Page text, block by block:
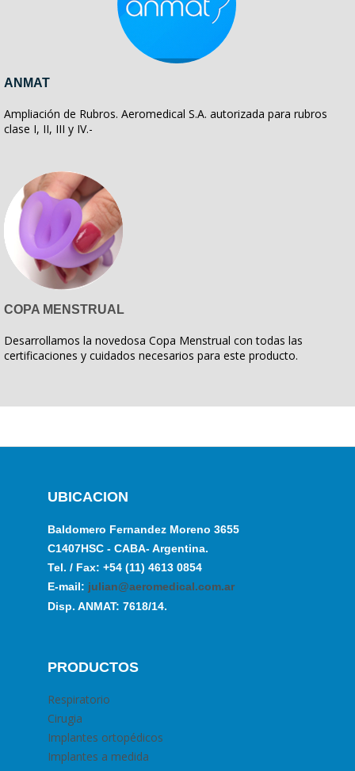
ANMAT
Ampliación de Rubros. Aeromedical S.A. autorizada para rubros
clase I, II, III y IV.-
COPA MENSTRUAL
Desarrollamos la novedosa Copa Menstrual con todas las
certificaciones y cuidados necesarios para este producto.
UBICACION
Baldomero Fernandez Moreno 3655
C1407HSC - CABA- Argentina.
Tel. / Fax: +54 (11) 4613 0854
E-mail: julian@aeromedical.com.ar
Disp. ANMAT: 7618/14.
PRODUCTOS
Respiratorio
Cirugia
Implantes ortopédicos
Implantes a medida